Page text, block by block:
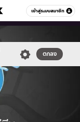
เข้าสู่ระบบสมาชิก
หมวดอื่นๆ
ตกลง